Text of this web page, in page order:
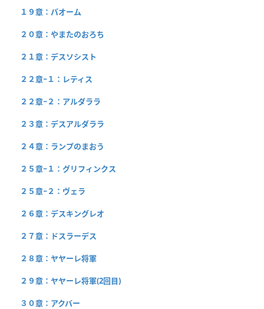
１９章：パオーム
２０章：やまたのおろち
２１章：デスソシスト
２２章−１：レティス
２２章−２：アルダララ
２３章：デスアルダララ
２４章：ランプのまおう
２５章−１：グリフィンクス
２５章−２：ヴェラ
２６章：デスキングレオ
２７章：ドスラーデス
２８章：ヤヤーレ将軍
２９章：ヤヤーレ将軍(2回目)
３０章：アクバー